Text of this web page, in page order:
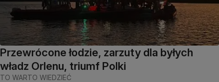
Przewrócone łodzie, zarzuty dla byłych
władz Orlenu, triumf Polki
TO WARTO WIEDZIEĆ